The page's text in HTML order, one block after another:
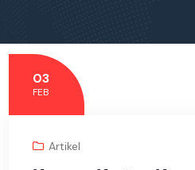
03
FEB
Artikel